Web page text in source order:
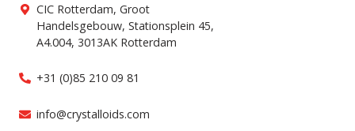
CIC Rotterdam, Groot
Handelsgebouw, Stationsplein 45,
A4.004, 3013AK Rotterdam
+31 (0)85 210 09 81
info@crystalloids.com